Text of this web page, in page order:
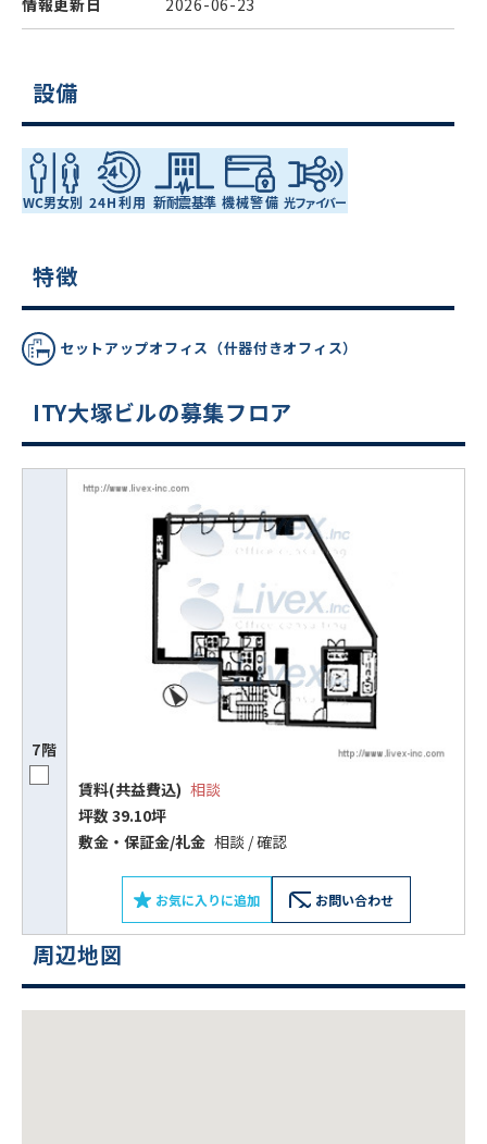
情報更新日 2026-06-23
設備
特徴
セットアップオフィス（什器付きオフィス）
ITY大塚ビルの募集フロア
7階
賃料(共益費込) 相談
坪数 39.10坪
敷⾦‧保証⾦/礼⾦ 相談 / 確認
お気に入りに追加 お問い合わせ
周辺地図